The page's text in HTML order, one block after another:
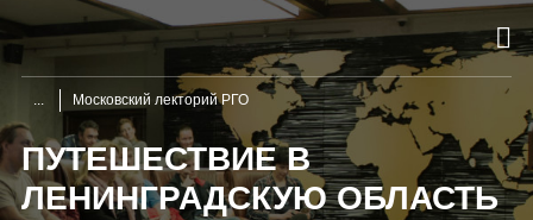
Московский лекторий РГО
ПУТЕШЕСТВИЕ В
ЛЕНИНГРАДСКУЮ ОБЛАСТЬ